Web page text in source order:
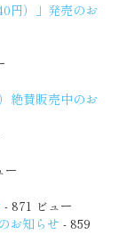
円）」発売のお
絶賛販売中のお
ー
- 871 ビュー
お知らせ - 859